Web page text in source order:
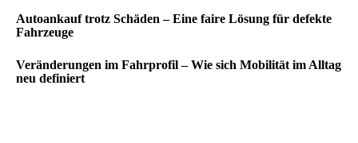
Autoankauf trotz Schäden – Eine faire Lösung für defekte
Fahrzeuge
Veränderungen im Fahrprofil – Wie sich Mobilität im Alltag
neu definiert